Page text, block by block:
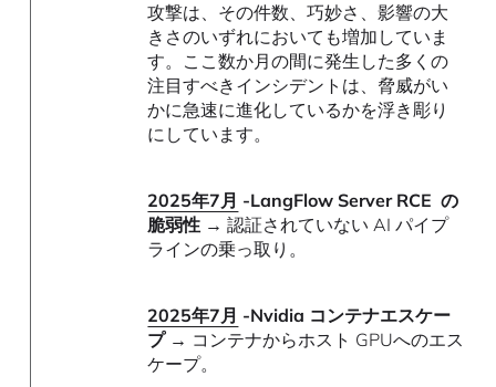
攻撃は、その件数、巧妙さ、影響の大
きさのいずれにおいても増加していま
す。ここ数か月の間に発生した多くの
注目すべきインシデントは、脅威がい
かに急速に進化しているかを浮き彫り
にしています。
2025年7月 -LangFlow Server RCE の
脆弱性 →認証されていない AI パイプ
ラインの乗っ取り。
2025年7月 -Nvidia コンテナエスケー
プ → コンテナからホスト GPUへのエス
ケープ。